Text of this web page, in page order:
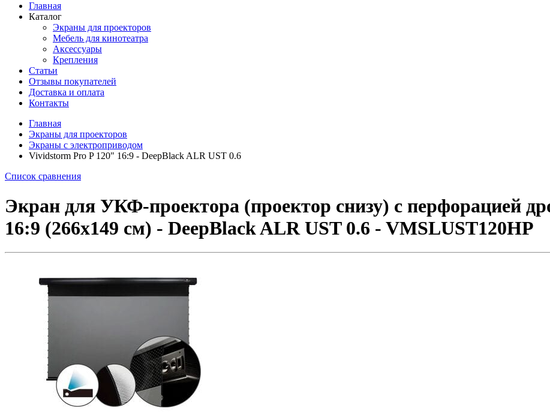
Главная
Каталог
Экраны для проекторов
Mебель для кинотеатра
Аксессуары
Крепления
Статьи
Отзывы покупателей
Доставка и оплата
Контакты
Главная
Экраны для проекторов
Экраны с электроприводом
Vividstorm Pro P 120" 16:9 - DeepBlack ALR UST 0.6
Список сравнения
Экран для УКФ-проектора (проектор снизу) с перфорацией
16:9 (266x149 см) - DeepBlack ALR UST 0.6 - VMSLUST120HP